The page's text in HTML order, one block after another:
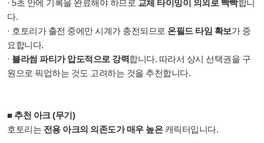
· 5초 안에 기록을 완료해야 하므로 교체 타이밍이 의외로 빡빡합니
다.
· 호토리가 출전 중에만 시계가 충전되므로 온필드 타임 확보가 중
요합니다.
· 블라썸 파티가 압도적으로 강력합니다. 따라서 상시 선택권을 구
원으로 픽업하는 것도 고려하는 것을 추천합니다.
■ 추천 아크 (무기)
호토리는 전용 아크의 의존도가 매우 높은캐릭터입니다.